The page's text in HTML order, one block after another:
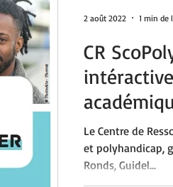
CR
Le Centre de
et polyhandicap,
Ronds, Guidel...
2 août 2022 1 min de